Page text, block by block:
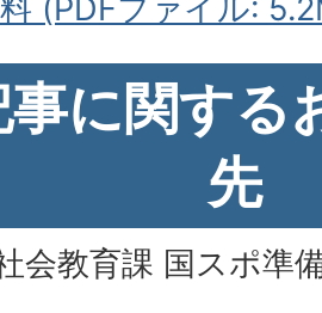
(PDFファイル:
事に関する
先
会教育課 国スポ準